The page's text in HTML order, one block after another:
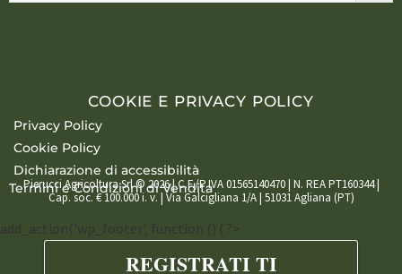
COOKIE E PRIVACY POLICY
Privacy Policy
Cookie Policy
Dichiarazione di accessibilità
Termini e Condizioni di Vendita
Pierucci Agricoltura Srl © 2026 | C.F./P.IVA 01565140470 | N. REA PT160344 |
Cap. soc. € 100.000 i. v. | Via Galcigliana 1/A | 51031 Agliana (PT)
add_action('wp_footer', function () { ?>